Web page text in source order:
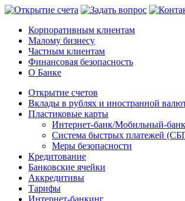
Корпоративным клиентам
Малому бизнесу
Частным клиентам
Финансовая безопасность
О Банке
Открытие счетов
Вклады в рублях и иностранной
Пластиковые карты
Интернет-банк/Мобильный-банк
Система быстрых платежей
Меры безопасности
Кредитование
Банковские ячейки
Аккредитивы
Тарифы
Интернет-банкинг